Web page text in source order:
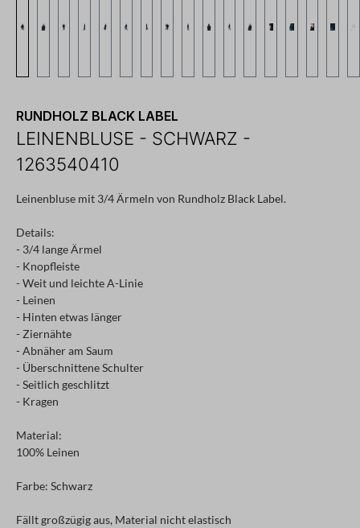
RUNDHOLZ BLACK LABEL
LEINENBLUSE - SCHWARZ -
1263540410
Leinenbluse mit 3/4 Ärmeln von Rundholz Black Label.
Details:
- 3/4 lange Ärmel
- Knopfleiste
- Weit und leichte A-Linie
- Leinen
- Hinten etwas länger
- Ziernähte
- Abnäher am Saum
- Überschnittene Schulter
- Seitlich geschlitzt
- Kragen
Material:
100% Leinen
Farbe: Schwarz
Fällt großzügig aus, Material nicht elastisch